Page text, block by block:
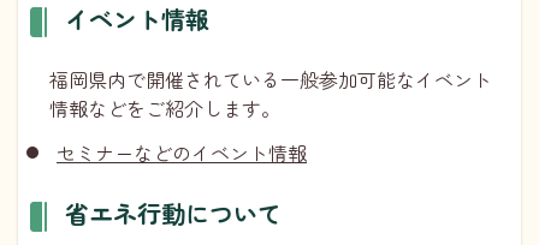
イベント情報
福岡県内で開催されている一般参加可能なイベント
情報などをご紹介します。
セミナーなどのイベント情報
省エネ行動について